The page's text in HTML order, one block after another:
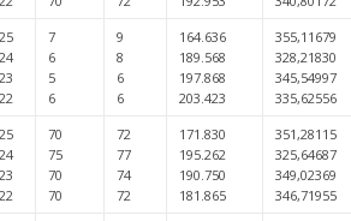
7
6
5
6
9
8
6
6
164.636
189.568
197.868
203.423
355,11679
328,21830
345,54997
335,62556
70
75
70
70
72
77
74
72
171.830
195.262
190.750
181.865
351,28115
325,64687
349,02369
346,71955